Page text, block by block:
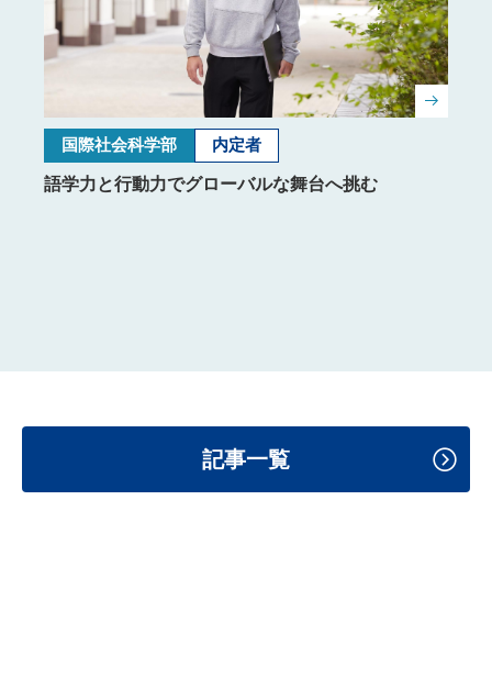
国際社会科学部 内定者
語学力と行動力でグローバルな舞台へ挑む
記事一覧